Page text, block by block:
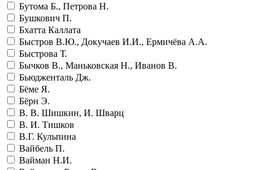
Бутома Б., Петрова Н.
Бушкович П.
Бхатта Каллата
Быстров В.Ю., Докучаев И.И., Ермичёва А.А.
Быстрова Т.
Бычков В., Маньковская Н., Иванов В.
Бьюдженталь Дж.
Бёме Я.
Бёрн Э.
В. В. Шишкин, И. Шварц
В. И. Тишков
В.Г. Кульпина
Вайбель П.
Вайман Н.И.